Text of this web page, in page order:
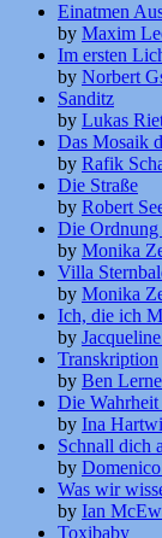
Einatmen
by Maxim
Im ersten
by Norbert
Sanditz
by Lukas
Das Mosaik
by Rafik
Die Straße
by Robert
Die Ordnung
by Monika
Villa
by Monika
Ich, die ich
by
Transkription
by Ben
Die Wahrheit
by Ina
Schnall dich
by
Was wir
by Ian
Toxibaby